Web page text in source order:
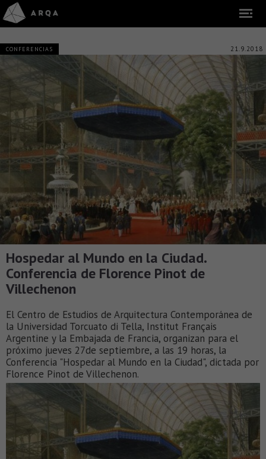
CONFERENCIAS 21.9.2018
Hospedar al Mundo en la Ciudad.
Conferencia de Florence Pinot de
Villechenon
El Centro de Estudios de Arquitectura Contemporánea de
la Universidad Torcuato di Tella, Institut Français
Argentine y la Embajada de Francia, organizan para el
próximo jueves 27de septiembre, a las 19 horas, la
Conferencia "Hospedar al Mundo en la Ciudad", dictada por
Florence Pinot de Villechenon.